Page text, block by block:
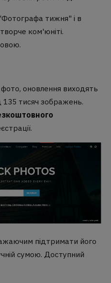
тижня" і в
ком'юніті.
фото, оновлення виходять
135 тисяч зображень.
підтримати його
сумою. Доступний